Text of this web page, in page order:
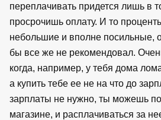
переплачивать придется лишь в
просрочишь оплату. И то
небольшие и вполне посильные,
бы все же не рекомендовал.
когда, например, у тебя дома
а купить тебе ее не на что до
зарплаты не нужно, ты можешь
магазине, и расплачиваться за